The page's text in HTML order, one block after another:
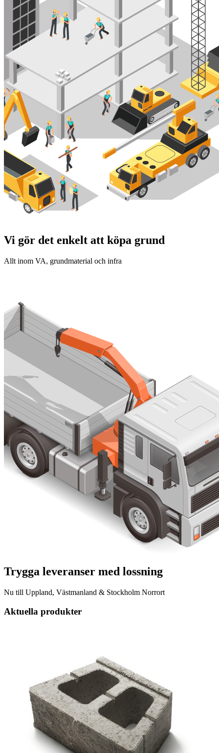
Vi gör det enkelt att köpa grund
Allt inom VA, grundmaterial och infra
Trygga leveranser med lossning
Nu till Uppland, Västmanland & Stockholm Norrort
Aktuella produkter